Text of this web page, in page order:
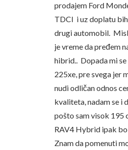
prodajem Ford
TDCI i uz doplatu
drugi automobil.
je vreme da pređem
hibrid.. Dopada mi
225xe, pre svega jer
nudi odličan odnos
kvaliteta, nadam se i
pošto sam visok 195
RAV4 Hybrid ipak
Znam da pomenuti